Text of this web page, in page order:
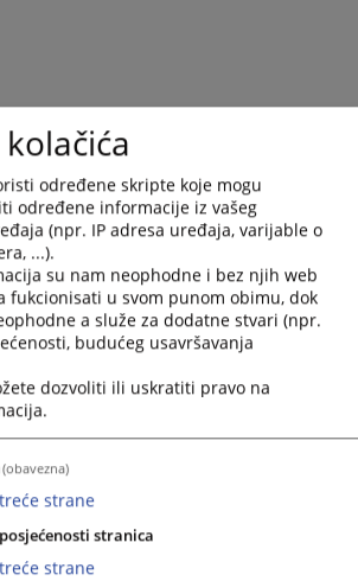
određene skripte koje mogu
određene informacije iz vašeg
(npr. IP adresa uređaja, varijable o
...).
su nam neophodne i bez njih web
fukcionisati u svom punom obimu, dok
a služe za dodatne stvari (npr.
budućeg usavršavanja
dozvoliti ili uskratiti pravo na
(obavezna)
strane
stranica
strane